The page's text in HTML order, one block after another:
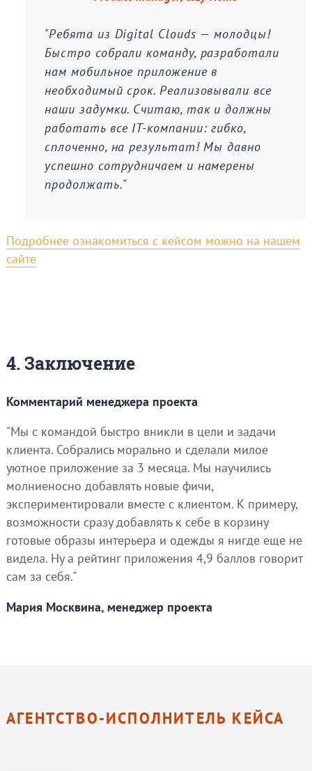
"Ребята из Digital Clouds — молодцы!
Быстро собрали команду, разработали
нам мобильное приложение в
необходимый срок. Реализовывали все
наши задумки. Считаю, так и должны
работать все IT-компании: гибко,
сплоченно, на результат! Мы давно
успешно сотрудничаем и намерены
продолжать."
Подробнее ознакомиться с кейсом можно на нашем
сайте
4. Заключение
Комментарий менеджера проекта
"Мы с командой быстро вникли в цели и задачи
клиента. Собрались морально и сделали милое
уютное приложение за 3 месяца. Мы научились
молниеносно добавлять новые фичи,
экспериментировали вместе с клиентом. К примеру,
возможности сразу добавлять к себе в корзину
готовые образы интерьера и одежды я нигде еще не
видела. Ну а рейтинг приложения 4,9 баллов говорит
сам за себя."
Мария Москвина, менеджер проекта
АГЕНТСТВО-ИСПОЛНИТЕЛЬ КЕЙСА